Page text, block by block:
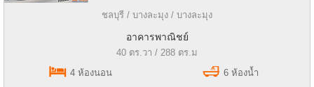
ชลบุรี / บางละมุง / บางละมุง
อาคารพาณิชย์
40 ตร.วา / 288 ตร.ม
4 ห้องนอน
6 ห้องน้ำ